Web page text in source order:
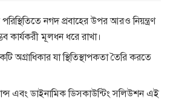
পরিস্থিতিতে নগদ প্রবাহের উপর আরও নিয়ন্ত্রণ
কার্যকরী মূলধন ধরে রাখা।
অগ্রাধিকার যা স্থিতিস্থাপকতা তৈরি করতে
এবং ডাইনামিক ডিসকাউন্টিং সলিউশন এই